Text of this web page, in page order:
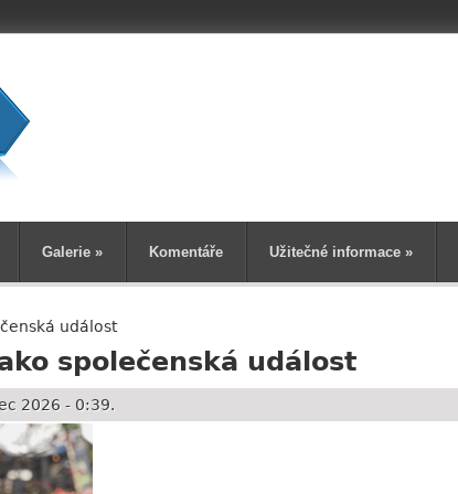
Galerie » Komentáře Užitečné informace »
událost
společenská událost
2026 - 0:39.